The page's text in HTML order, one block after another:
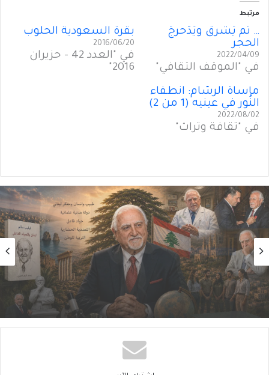
مرتبط
… ثم يُشْرق ويُدَحرجُ
الحجر
2022/04/09
في "الموقف الثقافي"
بقرة السعودية الحلوب
2016/06/20
في "العدد 42 - حزيران
2016"
مأْساة الرسَّام: انطفاء
النُور في عينيه (1 من 2)
2022/08/02
في "ثقافة وتراث"
آخر العنقود
2026/07/27
لبنان فيليب سالم